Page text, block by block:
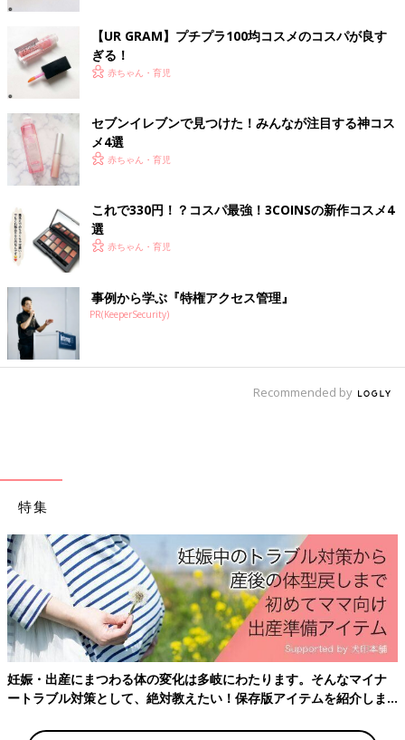
出典：Instagramアカウント「you_uuu.29」
youさんがGETしたのはCEZANNE（セザンヌ）の「ふたえ強調
eyeライナー」で、価格は660円だそう。筆が細くてしなやかな
ので描きやすいとのこと！こちらの方は涙袋を強調するのに使っ
ているようで、さまざまな使い方ができそうです♪
き、産後ママのファッション事情
いかがでしたか？どのプチプラコスメも、目元を華やかに演出し
ャレしたい！」という方は、ぜひプチプラコスメを試してみてく
ださいね♪
(文・ナキナキ)
※記事内容でご紹介している投稿、リンク先は、削除される場合
があります。あらかじめご了承ください。
※記事の内容は記載当時の情報であり、現在と異なる場合があり
ます。
※記事内の価格はすべて税込み、2021年5月時点のものです。
【UR GRAM】プチプラ100均コスメのコスパが良す
ぎる！
赤ちゃん・育児
セブンイレブンで見つけた！みんなが注目する神コス
メ4選
赤ちゃん・育児
これで330円！？コスパ最強！3COINSの新作コスメ4
選
赤ちゃん・育児
事例から学ぶ『特権アクセス管理』
PR(KeeperSecurity)
Recommended by
特集
妊娠・出産にまつわる体の変化は多岐にわたります。そんなマイナ
ートラブル対策として、絶対教えたい！保存版アイテムを紹介しま